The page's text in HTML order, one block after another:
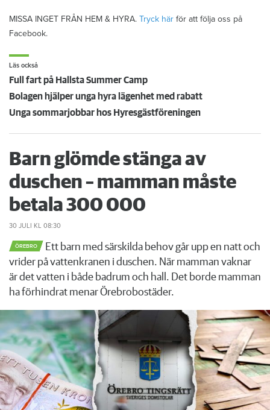
MISSA INGET FRÅN HEM & HYRA. Tryck här för att följa oss på
Facebook.
Läs också
Full fart på Hallsta Summer Camp
Bolagen hjälper unga hyra lägenhet med rabatt
Unga sommarjobbar hos Hyresgästföreningen
Barn glömde stänga av
duschen – mamman måste
betala 300 000
30 JULI KL 08:30
ÖREBRO
Ett barn med särskilda behov går upp en natt och
vrider på vattenkranen i duschen. När mamman vaknar
är det vatten i både badrum och hall. Det borde mamman
ha förhindrat menar Örebrobostäder.